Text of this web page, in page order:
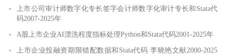
上市公司审计师数字化专长签字会计师数字化审计专长和Stata代
码2007-2025年
A股上市企业AI漂洗程度指标处理Python和Stata代码2001-2025年
上市企业投融资期限错配数据和Stata代码 李晓艳文献2000-2025